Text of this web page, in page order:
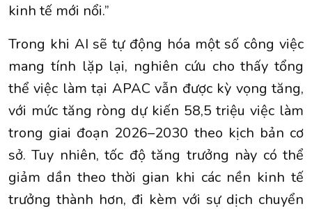
kinh tế mới nổi.”
Trong khi AI sẽ tự động hóa một số công việc
mang tính lặp lại, nghiên cứu cho thấy tổng
thể việc làm tại APAC vẫn được kỳ vọng tăng,
với mức tăng ròng dự kiến 58,5 triệu việc làm
trong giai đoạn 2026–2030 theo kịch bản cơ
sở. Tuy nhiên, tốc độ tăng trưởng này có thể
giảm dần theo thời gian khi các nền kinh tế
trưởng thành hơn, đi kèm với sự dịch chuyển